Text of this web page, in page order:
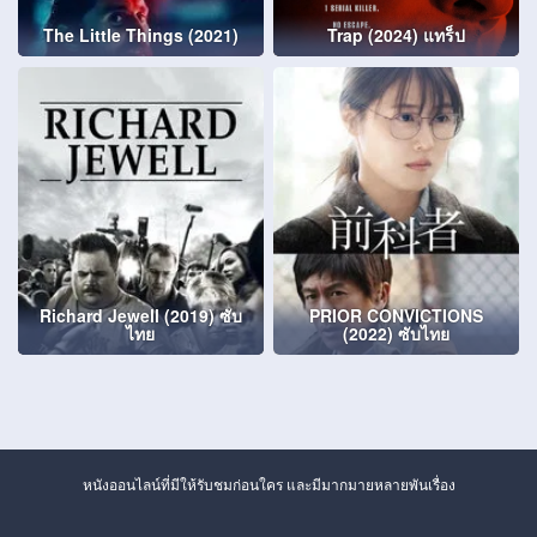
The Little Things (2021) Trap (2024) แทร็ป
Richard Jewell (2019) ซับ
ไทย
PRIOR CONVICTIONS
(2022) ซับไทย
หนังออนไลน์ที่มีให้รับชมก่อนใคร และมีมากมายหลายพันเรื่อง